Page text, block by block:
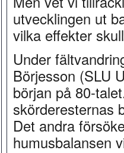
utvecklingen ut
vilka effekter
Under
Börjesson (SLU
början på 80-
skörderesternas
Det andra
humusbalansen